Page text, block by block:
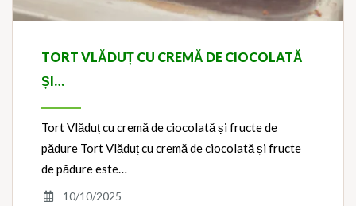
TORT VLĂDUȚ CU CREMĂ DE CIOCOLATĂ
ȘI…
Tort Vlăduț cu cremă de ciocolată și fructe de
pădure Tort Vlăduț cu cremă de ciocolată și fructe
de pădure este…
10/10/2025